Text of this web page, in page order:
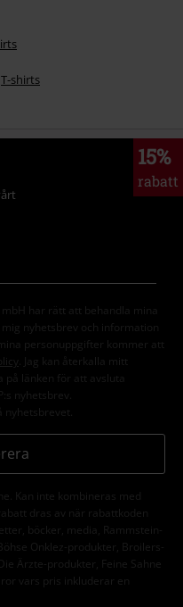
T-shirts
15%
rabatt
har rätt att behandla mina
nyhetsbrev och information
personuppgifter kommer att
. Jag kan återkalla mitt
länken för att avsluta
nyhetsbrev.
Kan inte kombineras med
dras av när rabattkoden
böcker, media, Rammstein-
Onklez-produkter, Broilers-
Ärzte-produkter, Feine Sahne
vars pris inkluderar en